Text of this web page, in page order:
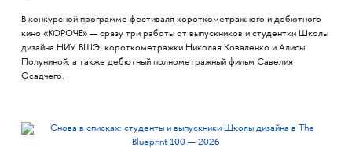
В конкурсной программе фестиваля короткометражного и дебютного
кино «КОРОЧЕ» — сразу три работы от выпускников и студентки Школы
дизайна НИУ ВШЭ: короткометражки Николая Коваленко и Алисы
Полуниной, а также дебютный полнометражный фильм Савелия
Осадчего.